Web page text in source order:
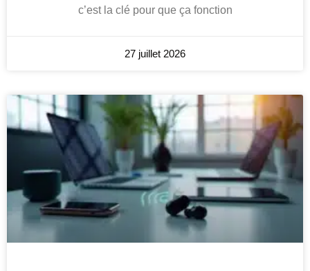
c’est la clé pour que ça fonction
27 juillet 2026